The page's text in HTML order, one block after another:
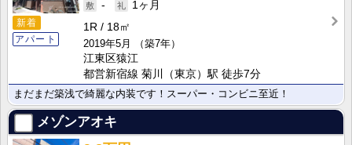
新着
アパート
-
1ヶ月
1R
18㎡
2019年5月
（築7年）
江東区猿江
都営新宿線 菊川（東京）駅 徒歩7分
まだまだ築浅で綺麗な内装です！スーパー・コンビニ至近！
メゾンアオキ